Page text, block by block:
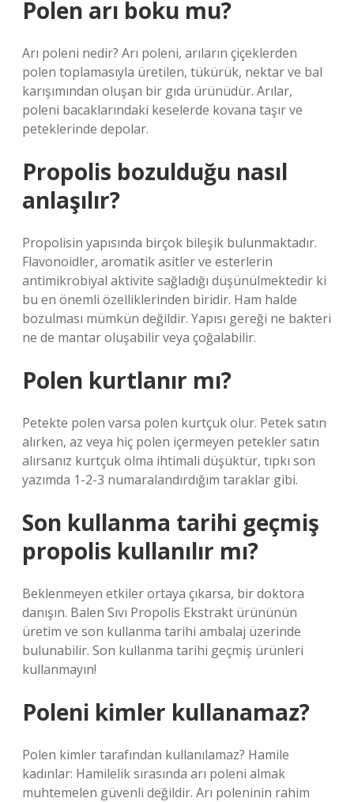
Polen arı boku mu?
Arı poleni nedir? Arı poleni, arıların çiçeklerden
polen toplamasıyla üretilen, tükürük, nektar ve bal
karışımından oluşan bir gıda ürünüdür. Arılar,
poleni bacaklarındaki keselerde kovana taşır ve
peteklerinde depolar.
Propolis bozulduğu nasıl
anlaşılır?
Propolisin yapısında birçok bileşik bulunmaktadır.
Flavonoidler, aromatik asitler ve esterlerin
antimikrobiyal aktivite sağladığı düşünülmektedir ki
bu en önemli özelliklerinden biridir. Ham halde
bozulması mümkün değildir. Yapısı gereği ne bakteri
ne de mantar oluşabilir veya çoğalabilir.
Polen kurtlanır mı?
Petekte polen varsa polen kurtçuk olur. Petek satın
alırken, az veya hiç polen içermeyen petekler satın
alırsanız kurtçuk olma ihtimali düşüktür, tıpkı son
yazımda 1-2-3 numaralandırdığım taraklar gibi.
Son kullanma tarihi geçmiş
propolis kullanılır mı?
Beklenmeyen etkiler ortaya çıkarsa, bir doktora
danışın. Balen Sıvı Propolis Ekstrakt ürününün
üretim ve son kullanma tarihi ambalaj üzerinde
bulunabilir. Son kullanma tarihi geçmiş ürünleri
kullanmayın!
Poleni kimler kullanamaz?
Polen kimler tarafından kullanılamaz? Hamile
kadınlar: Hamilelik sırasında arı poleni almak
muhtemelen güvenli değildir. Arı poleninin rahim